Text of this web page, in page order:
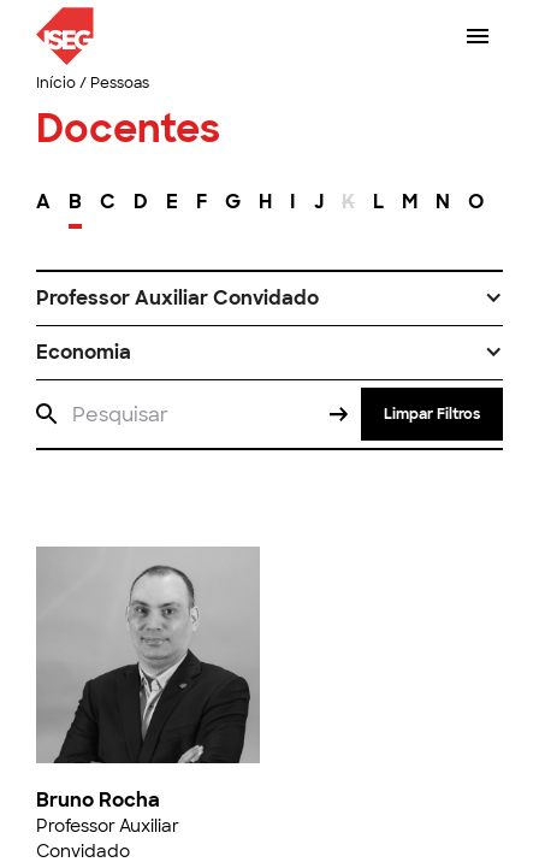
Início/ Pessoas
Docentes
A B C D E F G H I J K L M N O
Professor Auxiliar Convidado
Economia
Limpar Filtros
Bruno Rocha
Professor Auxiliar
Convidado